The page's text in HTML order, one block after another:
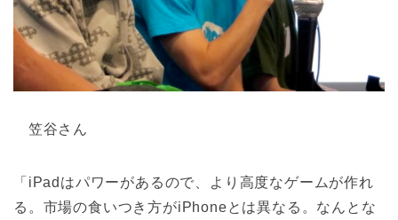
笠谷さん
「iPadはパワーがあるので、より高度なゲームが作れ
る。市場の食いつき方がiPhoneとは異なる。なんとな